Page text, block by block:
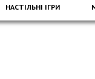
НАСТІЛЬНІ ІГРИ